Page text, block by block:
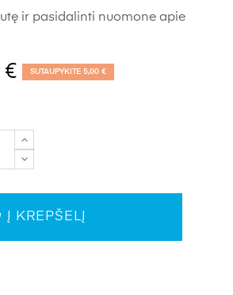
ir pasidalinti nuomone apie
€ SUTAUPYKITE 5,00 €
Į KREPŠELĮ